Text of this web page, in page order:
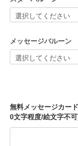
メッセージバルーン
無料メッセージカー
0文字程度/絵文字不